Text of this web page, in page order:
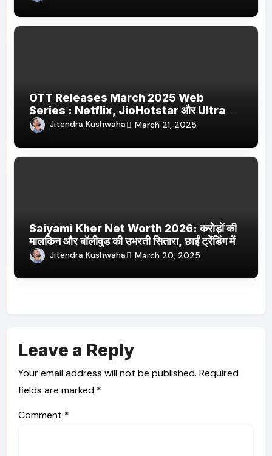
OTT Releases March 2025 Web
Series : Netflix, JioHotstar और Ultra
Jhakaas पर नई वेब सीरीज और फिल्में
Jitendra Kushwaha March 21, 2025
Saiyami Kher Net Worth 2026: करोड़ों की
मालकिन और बॉलीवुड की उभरती सितारा, छाईं ट्रेंडिंग में
Jitendra Kushwaha March 20, 2025
Leave a Reply
Your email address will not be published. Required
fields are marked *
Comment *